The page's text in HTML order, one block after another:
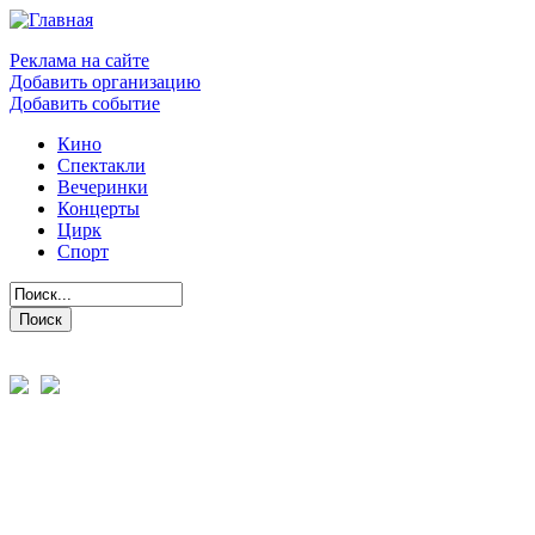
Реклама на сайте
Добавить организацию
Добавить событие
Кино
Спектакли
Вечеринки
Концерты
Цирк
Спорт